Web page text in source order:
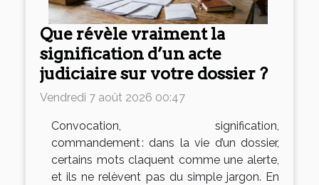
Que révèle vraiment la
signification d’un acte
judiciaire sur votre dossier ?
Vendredi 7 août 2026 00:47
Convocation, signification,
commandement : dans la vie d’un dossier,
certains mots claquent comme une alerte,
et ils ne relèvent pas du simple jargon. En